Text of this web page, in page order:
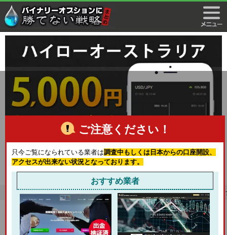
ご注意ください！
只今ご覧になられている業者は調査中もしくは日本からの口座開設、
アクセスが出来ない状況となっております。
おすすめ業者
HOME>バイナリーオプション業者（サイト）一覧>バイナリークラウド> バイ
バイナリークラウド(BinaryCloud)－ 登録・口
座を開設する方法